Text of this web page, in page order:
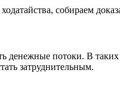
собираем
потоки. В
затруднительным.